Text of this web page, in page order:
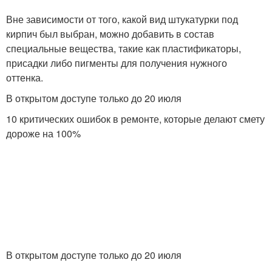
Вне зависимости от того, какой вид штукатурки под
кирпич был выбран, можно добавить в состав
специальные вещества, такие как пластификаторы,
присадки либо пигменты для получения нужного
оттенка.
В открытом доступе только до 20 июля
10 критических ошибок в ремонте, которые делают смету
дороже на 100%
В открытом доступе только до 20 июля